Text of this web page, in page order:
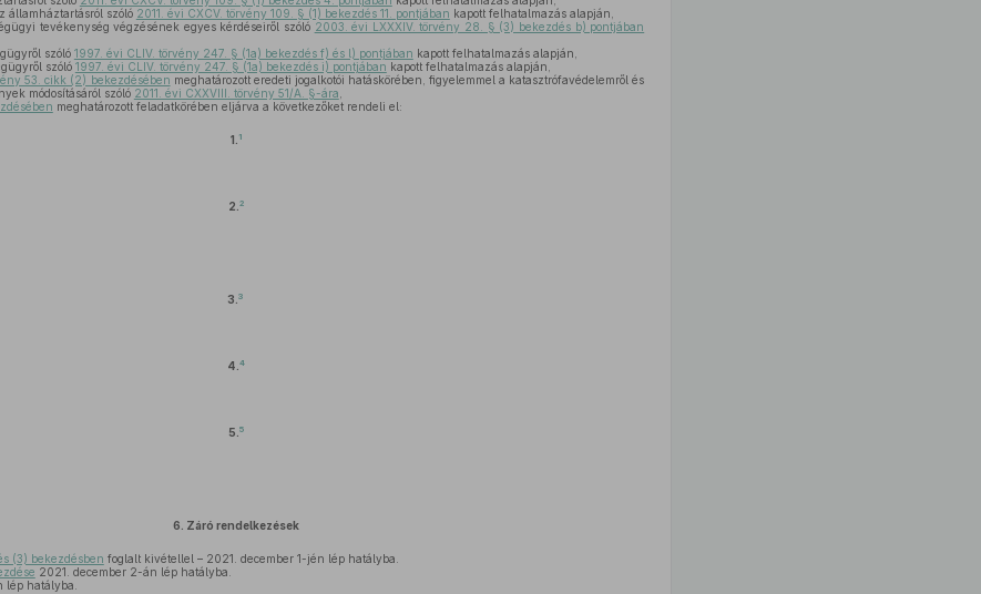
államháztartásról szóló 2011. évi CXCV. törvény 109. § (1) bekezdés 11. pontjában kapott felhatalmazás alapján,
tevékenység végzésének egyes kérdéseiről szóló 2003. évi LXXXIV. törvény 28. § (3) bekezdés b) pontjában
szóló 1997. évi CLIV. törvény 247. § (1a) bekezdés f) és l) pontjában kapott felhatalmazás alapján,
szóló 1997. évi CLIV. törvény 247. § (1a) bekezdés i) pontjában kapott felhatalmazás alapján,
53. cikk (2) bekezdésében meghatározott eredeti jogalkotói hatáskörében, figyelemmel a katasztrófavédelemről és
módosításáról szóló 2011. évi CXXVIII. törvény 51/A. §-ára
meghatározott feladatkörében eljárva a következőket rendeli el:
1. 1
2. 2
3.3
4. 4
5. 5
6. Záró rendelkezések
(3) bekezdésben foglalt kivétellel – 2021. december 1-jén lép hatályba.
2021. december 2-án lép hatályba.
hatályba.